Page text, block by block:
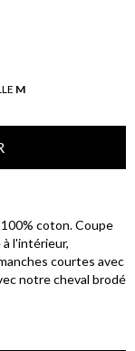
M
coton. Coupe
l'intérieur,
courtes avec
notre cheval brodé